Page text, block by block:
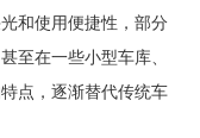
和使用便捷性，部分
至在一些小型车库、
点，逐渐替代传统车